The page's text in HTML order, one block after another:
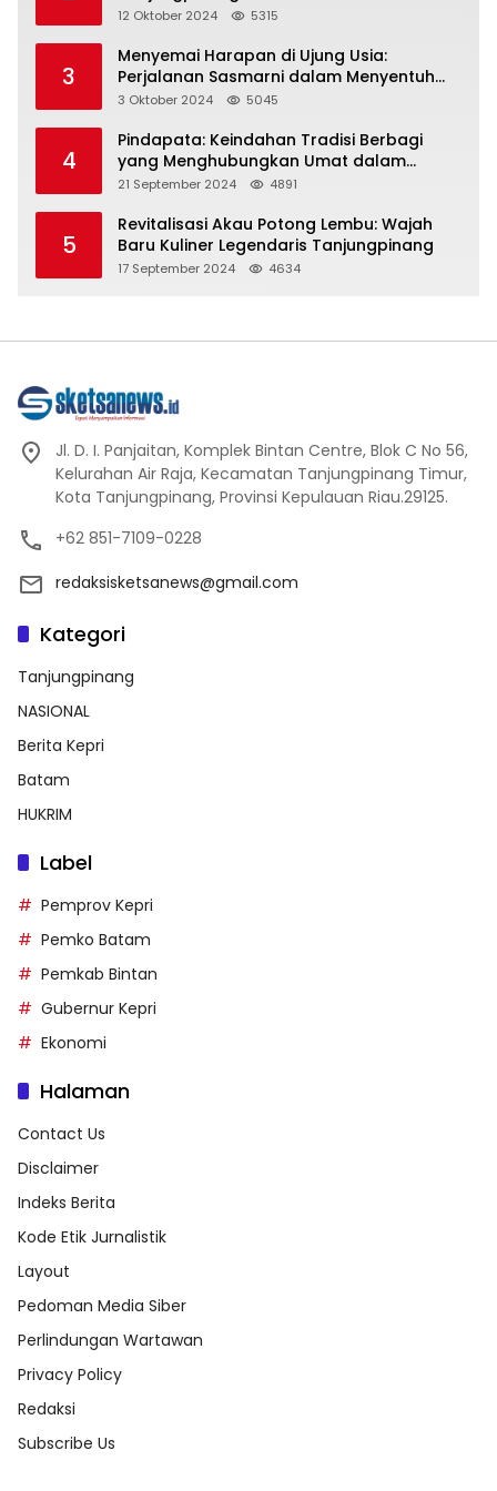
Representasi
12 Oktober 2024 5315
3
Menyemai Harapan di Ujung Usia:
Perjalanan Sasmarni dalam Menyentuh
Hati dan Jiwa
3 Oktober 2024 5045
4
Pindapata: Keindahan Tradisi Berbagi
yang Menghubungkan Umat dalam
Spiritualitas dan Kebersamaan dalam
21 September 2024 4891
5
Revitalisasi Akau Potong Lembu: Wajah
Baru Kuliner Legendaris Tanjungpinang
17 September 2024 4634
Jl. D. I. Panjaitan, Komplek Bintan Centre, Blok C No 56,
Kelurahan Air Raja, Kecamatan Tanjungpinang Timur,
Kota Tanjungpinang, Provinsi Kepulauan Riau.29125.
+62 851-7109-0228
redaksisketsanews@gmail.com
Kategori
Tanjungpinang
NASIONAL
Berita Kepri
Batam
HUKRIM
Label
Pemprov Kepri
Pemko Batam
Pemkab Bintan
Gubernur Kepri
Ekonomi
Halaman
Contact Us
Disclaimer
Indeks Berita
Kode Etik Jurnalistik
Layout
Pedoman Media Siber
Perlindungan Wartawan
Privacy Policy
Redaksi
Subscribe Us